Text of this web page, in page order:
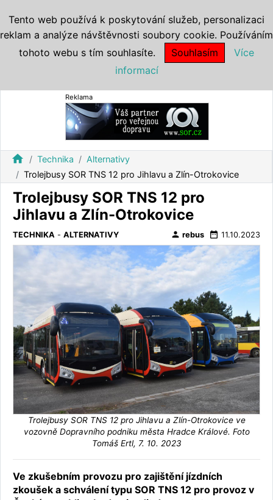
Reklama
home Technika
Alternativy
Trolejbusy SOR TNS 12 pro Jihlavu a Zlín-Otrokovice
Trolejbusy SOR TNS 12 pro
Jihlavu a Zlín-Otrokovice
TECHNIKA - ALTERNATIVY person rebus date_range 11.10.2023
Trolejbusy SOR TNS 12 pro Jihlavu a Zlín-Otrokovice ve
vozovně Dopravního podniku města Hradce Králové. Foto
Tomáš Ertl, 7. 10. 2023
Ve zkušebním provozu pro zajištění jízdních
zkoušek a schválení typu SOR TNS 12 pro provoz v
Tento web používá k poskytování služeb, personalizaci
reklam a analýze návštěvnosti soubory cookie. Používáním
tohoto webu s tím souhlasíte.
Souhlasím
Více
informací